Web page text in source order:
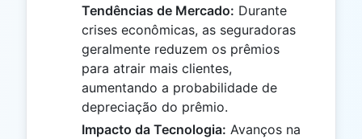
Tendências de Mercado: Durante
crises econômicas, as seguradoras
geralmente reduzem os prêmios
para atrair mais clientes,
aumentando a probabilidade de
depreciação do prêmio.
Impacto da Tecnologia: Avanços na